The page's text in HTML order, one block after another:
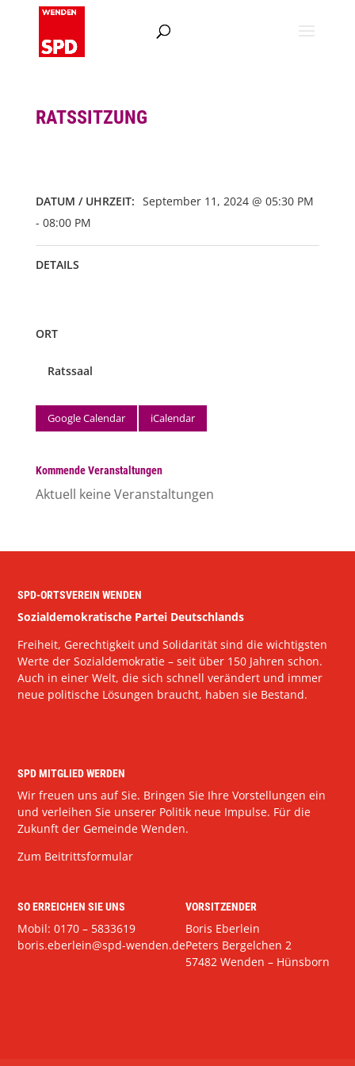
RATSSITZUNG
DATUM / UHRZEIT: September 11, 2024 @ 05:30 PM
- 08:00 PM
DETAILS
ORT
Ratssaal
Google Calendar iCalendar
Kommende Veranstaltungen
Aktuell keine Veranstaltungen
SPD-ORTSVEREIN WENDEN
Sozialdemokratische Partei Deutschlands
Freiheit, Gerechtigkeit und Solidarität sind die wichtigsten
Werte der Sozialdemokratie – seit über 150 Jahren schon.
Auch in einer Welt, die sich schnell verändert und immer
neue politische Lösungen braucht, haben sie Bestand.
SPD MITGLIED WERDEN
Wir freuen uns auf Sie. Bringen Sie Ihre Vorstellungen ein
und verleihen Sie unserer Politik neue Impulse. Für die
Zukunft der Gemeinde Wenden.
Zum Beitrittsformular
SO ERREICHEN SIE UNS
Mobil: 0170 – 5833619
boris.eberlein@spd-wenden.de
VORSITZENDER
Boris Eberlein
Peters Bergelchen 2
57482 Wenden – Hünsborn